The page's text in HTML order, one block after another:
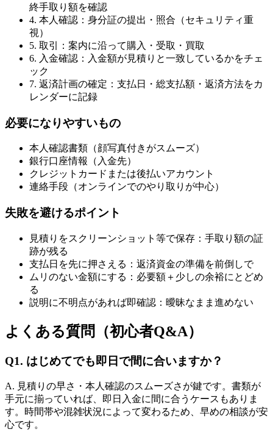
終手取り額を確認
4. 本人確認：身分証の提出・照合（セキュリティ重
視）
5. 取引：案内に沿って購入・受取・買取
6. 入金確認：入金額が見積りと一致しているかをチェ
ック
7. 返済計画の確定：支払日・総支払額・返済方法をカ
レンダーに記録
必要になりやすいもの
本人確認書類（顔写真付きがスムーズ）
銀行口座情報（入金先）
クレジットカードまたは後払いアカウント
連絡手段（オンラインでのやり取りが中心）
失敗を避けるポイント
見積りをスクリーンショット等で保存：手取り額の証
跡が残る
支払日を先に押さえる：返済資金の準備を前倒しで
ムリのない金額にする：必要額＋少しの余裕にとどめ
る
説明に不明点があれば即確認：曖昧なまま進めない
よくある質問（初心者Q&A）
Q1. はじめてでも即日で間に合いますか？
A. 見積りの早さ・本人確認のスムーズさが鍵です。書類が
手元に揃っていれば、即日入金に間に合うケースもありま
す。時間帯や混雑状況によって変わるため、早めの相談が安
心です。